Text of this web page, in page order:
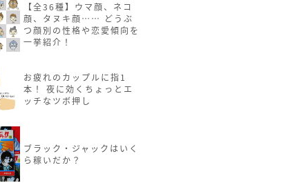
【全36種】ウマ顔、ネコ
顔、タヌキ顔…… どうぶ
つ顔別の性格や恋愛傾向を
一挙紹介！
お疲れのカップルに指1
本！ 夜に効くちょっとエ
ッチなツボ押し
ブラック・ジャックはいく
ら稼いだか？